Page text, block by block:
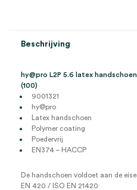
aantal
Beschrijving
hy@pro L2P 5.6 latex
(100)
9001321
hy@pro
Latex handschoen
Polymer coating
Poedervrij
EN374 – HACCP
De handschoen voldoet aan de
EN 420 / ISO EN 21420